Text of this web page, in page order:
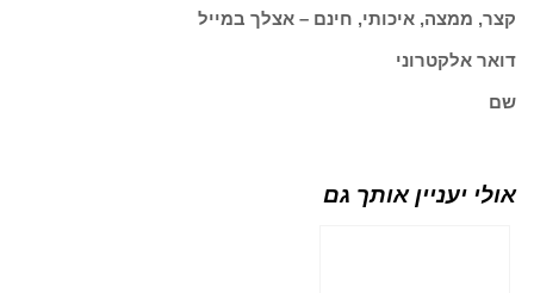
קצר, ממצה, איכותי, חינם – אצלך במייל
דואר אלקטרוני
שם
אולי יעניין אותך גם